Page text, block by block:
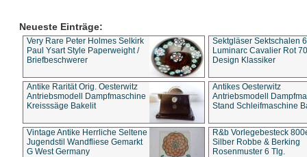
Neueste Einträge:
Very Rare Peter Holmes Selkirk
Paul Ysart Style Paperweight /
Briefbeschwerer
Sektgläser Sektschalen
Luminarc Cavalier Rot
Design Klassiker
Antike Rarität Orig. Oesterwitz
Antriebsmodell Dampfmaschine
Kreisssäge Bakelit
Antikes Oesterwitz
Antriebsmodell
Stand Schleifmaschine
Vintage Antike Herrliche Seltene
Jugendstil Wandfliese Gemarkt
G West Germany
R&b Vorlegebesteck
Silber Robbe & Berking
Rosenmuster 6 Tlg.